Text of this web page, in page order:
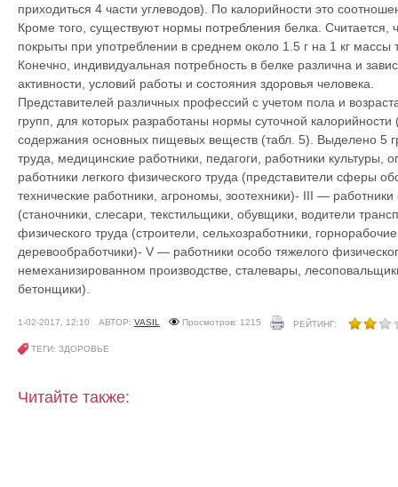
приходиться 4 части углеводов). По калорийности это
Кроме того, существуют нормы потребления белка. Считается,
покрыты при употреблении в среднем около 1.5 г на 1 кг массы
Конечно, индивидуальная потребность в белке различна и
активности, условий работы и состояния здоровья человека.
Представителей различных профессий с учетом пола и
групп, для которых разработаны нормы суточной калорийности
содержания основных пищевых веществ (табл. 5). Выделено 5
труда, медицинские работники, педагоги, работники
работники легкого физического труда (представители сферы
технические работники, агрономы, зоотехники)- III — работники
(станочники, слесари, текстильщики, обувщики, водители
физического труда (строители, сельхозработники,
деревообработчики)- V — работники особо тяжелого
немеханизированном производстве, сталевары,
бетонщики).
1-02-2017, 12:10 АВТОР: VASIL Просмотров: 1215 РЕЙТИНГ:
ТЕГИ: ЗДОРОВЬЕ
Читайте также: